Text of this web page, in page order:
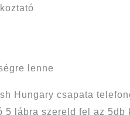
lenne
Hungary csapata
lábra szereld fel az